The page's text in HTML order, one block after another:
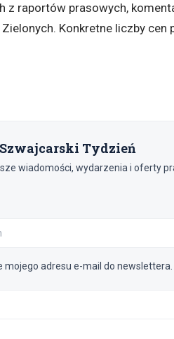
z raportów prasowych,
Konkretne liczby cen
Tydzień
wiadomości, wydarzenia i oferty
mojego adresu e-mail do newslettera.